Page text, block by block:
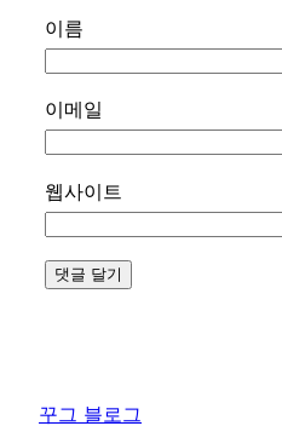
이름
이메일
웹사이트
꾸그 블로그